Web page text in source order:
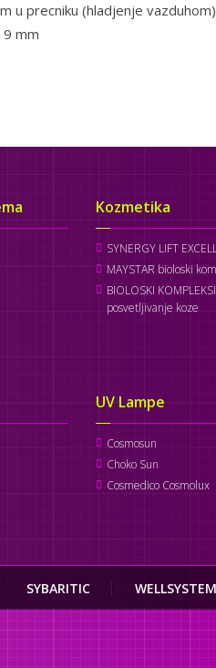
u precniku (hladjenje
mm
Kozmetika
SYNERGY LIFT
MAYSTAR bioloski
BIOLOSKI
posvetljivanje koze
UV Lampe
Cosmosun
Choko Sun
Cosmedico Cosmolux
SYBARITIC WELLSYSTEM